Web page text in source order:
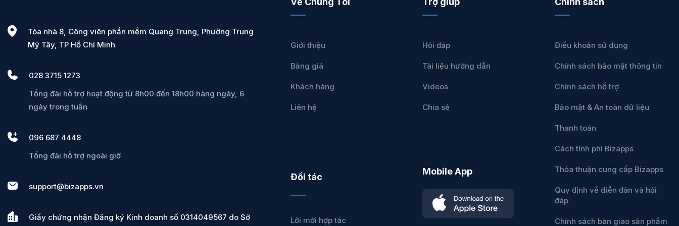
Tòa nhà 8, Công viên phần mềm Quang Trung, Phường Trung
Mỹ Tây, TP Hồ Chí Minh
028 3715 1273
Tổng đài hỗ trợ hoạt động từ 8h00 đến 18h00 hàng ngày, 6
ngày trong tuần
096 687 4448
Tổng đài hỗ trợ ngoài giờ
support@bizapps.vn
Giấy chứng nhận Đăng ký Kinh doanh số 0314049567 do Sở
Giới thiệu
Bảng giá
Khách hàng
Liên hệ
Đối tác
Lời mời hợp tác
Hỏi đáp
Tài liệu hướng dẫn
Videos
Chia sẻ
Mobile App
Điều khoản sử dụng
Chính sách bảo mật thông tin
Chính sách hỗ trợ
Bảo mật & An toàn dữ liệu
Thanh toán
Cách tính phí Bizapps
Thỏa thuận cung cấp Bizapps
Quy định về diễn đàn và hỏi
đáp
Chính sách bàn giao sản phẩm